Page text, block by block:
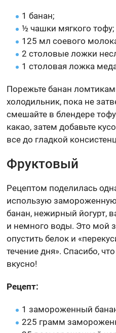
1 банан;
½ чашки мягкого тофу;
125 мл соевого
2 столовые ложки
1 столовая ложка
Порежьте банан
холодильник, пока не
смешайте в блендере
какао, затем добавьте
все до гладкой
Фруктовый
Рецептом поделилась
использую
банан, нежирный йогурт,
и немного воды. Это мой
опустить белок и
течение дня». Спасибо,
вкусно!
Рецепт:
1 замороженный
225 грамм